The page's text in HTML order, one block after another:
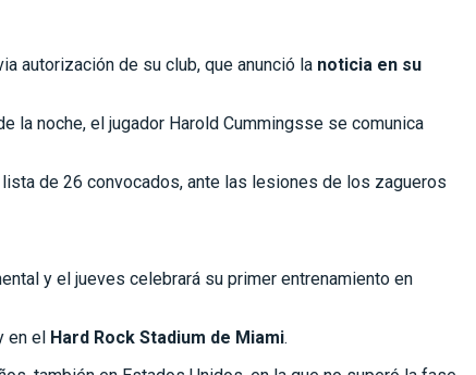
autorización de su club, que anunció la noticia en su
la noche, el jugador Harold Cummingsse se comunica
de 26 convocados, ante las lesiones de los zagueros
y el jueves celebrará su primer entrenamiento en
en el Hard Rock Stadium de Miami.